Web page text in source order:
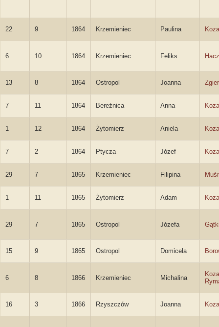
22 9 1864 Krzemieniec Paulina
6 10 1864 Krzemieniec Feliks
13 8 1864 Ostropol Joanna
7 11 1864 Bereźnica Anna
1 12 1864 Żytomierz Aniela
7 2 1864 Ptycza Józef
29 7 1865 Krzemieniec Filipina
1 11 1865 Żytomierz Adam
29 7 1865 Ostropol Józefa
15 9 1865 Ostropol Domicela
6 8 1866 Krzemieniec Michalina
16 3 1866 Rzyszczów Joanna